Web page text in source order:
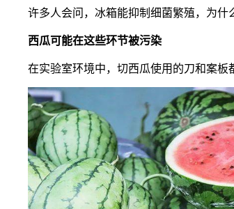
许多人会问，冰箱能抑制细菌繁殖，为什
西瓜可能在这些环节被污染
在实验室环境中，切西瓜使用的刀和案板